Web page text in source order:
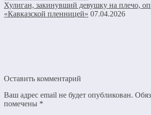
Хулиган, закинувший девушку на плечо,
«Кавказской пленницей» 07.04.2026
Оставить комментарий
Ваш адрес email не будет опубликован.
помечены *